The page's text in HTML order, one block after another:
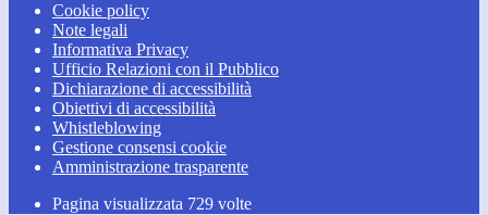
Cookie policy
Note legali
Informativa Privacy
Ufficio Relazioni con il Pubblico
Dichiarazione di accessibilità
Obiettivi di accessibilità
Whistleblowing
Gestione consensi cookie
Amministrazione trasparente
Pagina visualizzata 729 volte